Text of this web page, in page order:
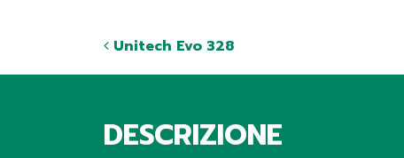
Unitech Evo 328
DESCRIZIONE